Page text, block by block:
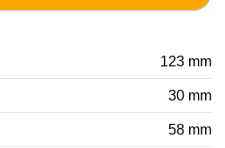
123 mm
30 mm
58 mm